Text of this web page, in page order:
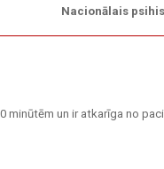
Nacionālais
minūtēm un ir atkarīga no